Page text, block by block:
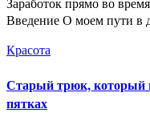
Введение О моем пути в
Красота
Старый трюк, который
пятках